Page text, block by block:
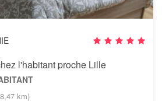
l'habitant proche Lille
km)